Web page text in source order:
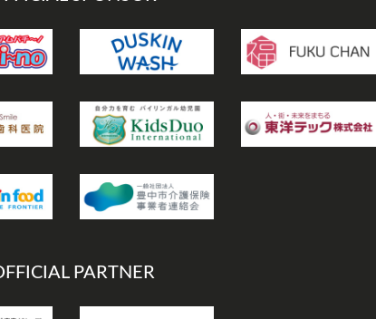
PARTNER